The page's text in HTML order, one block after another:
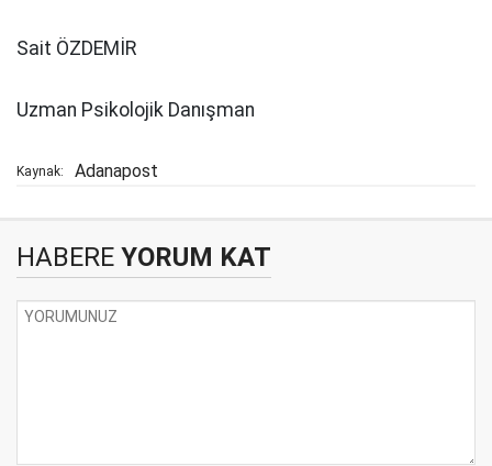
Sait ÖZDEMİR
Uzman Psikolojik Danışman
Kaynak: Adanapost
HABERE YORUM KAT